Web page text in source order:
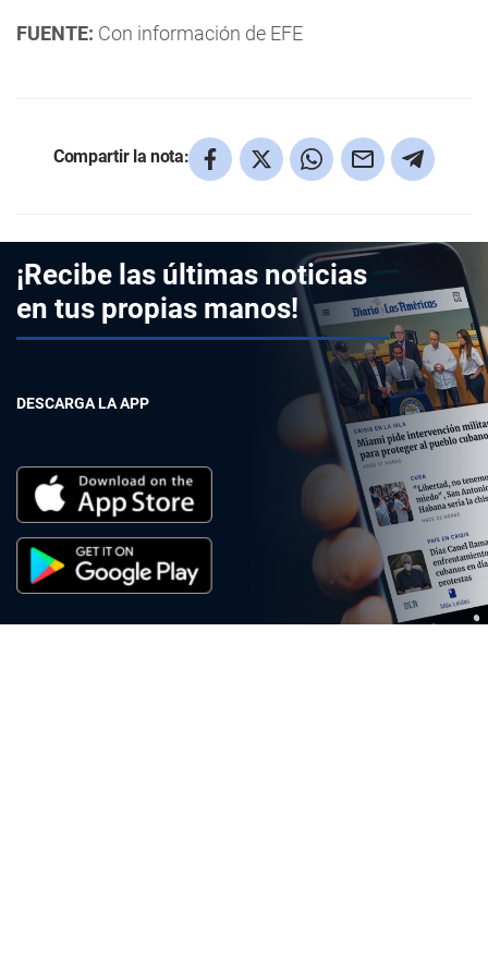
FUENTE: Con información de EFE
Compartir la nota:
¡Recibe las últimas noticias
en tus propias manos!
DESCARGA LA APP